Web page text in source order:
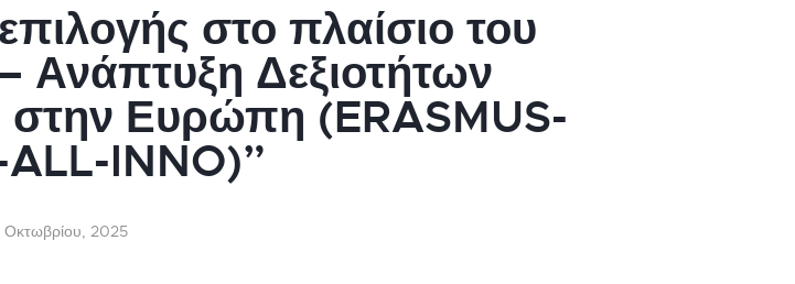
στο πλαίσιο του
Ανάπτυξη Δεξιοτήτων
Ευρώπη (ERASMUS-
INNO)”
2025